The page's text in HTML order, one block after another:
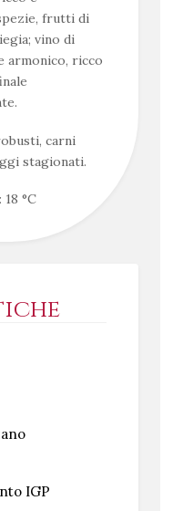
frutti di
vino di
armonico, ricco
carni
stagionati.
°C
IGP